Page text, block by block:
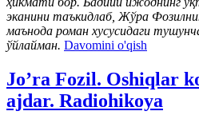
эканини таъкидлаб, Жўра
маънода роман хусусидаги
ўйлайман. Davomini o'qish
Jo’ra Fozil. Oshiqlar
ajdar. Radiohikoya